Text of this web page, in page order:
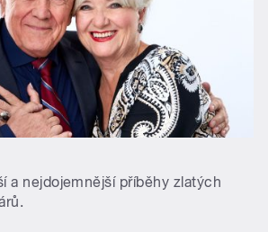
a nejdojemnější příběhy zlatých